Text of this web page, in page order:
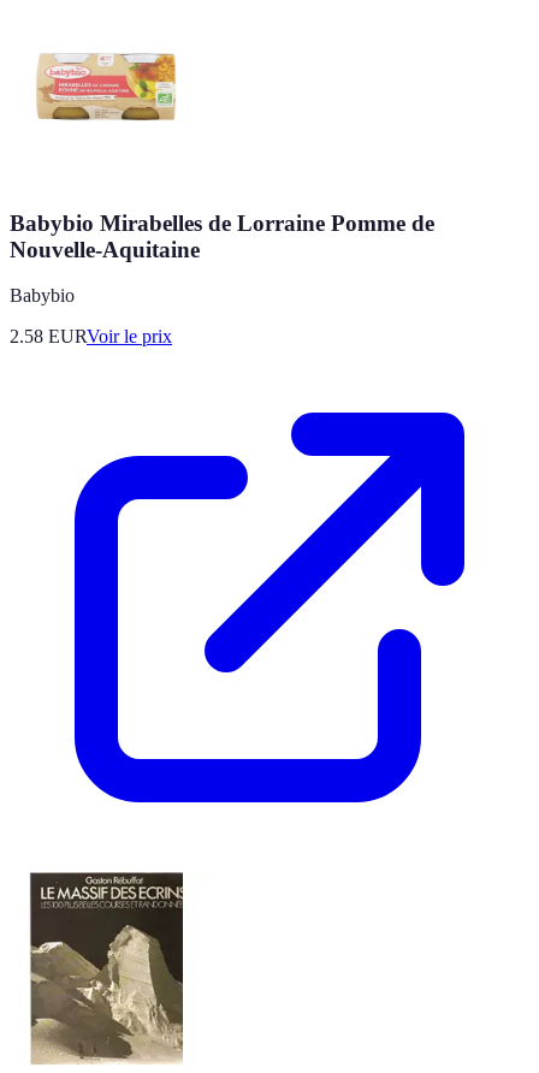
Babybio Mirabelles de Lorraine Pomme de
Nouvelle-Aquitaine
Babybio
2.58 EURVoir le prix